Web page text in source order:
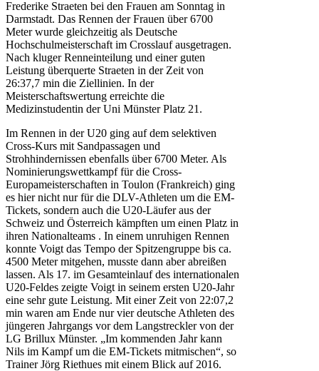
Frederike Straeten bei den Frauen am Sonntag in
Darmstadt. Das Rennen der Frauen über 6700
Meter wurde gleichzeitig als Deutsche
Hochschulmeisterschaft im Crosslauf ausgetragen.
Nach kluger Renneinteilung und einer guten
Leistung überquerte Straeten in der Zeit von
26:37,7 min die Ziellinien. In der
Meisterschaftswertung erreichte die
Medizinstudentin der Uni Münster Platz 21.
Im Rennen in der U20 ging auf dem selektiven
Cross-Kurs mit Sandpassagen und
Strohhindernissen ebenfalls über 6700 Meter. Als
Nominierungswettkampf für die Cross-
Europameisterschaften in Toulon (Frankreich) ging
es hier nicht nur für die DLV-Athleten um die EM-
Tickets, sondern auch die U20-Läufer aus der
Schweiz und Österreich kämpften um einen Platz in
ihren Nationalteams . In einem unruhigen Rennen
konnte Voigt das Tempo der Spitzengruppe bis ca.
4500 Meter mitgehen, musste dann aber abreißen
lassen. Als 17. im Gesamteinlauf des internationalen
U20-Feldes zeigte Voigt in seinem ersten U20-Jahr
eine sehr gute Leistung. Mit einer Zeit von 22:07,2
min waren am Ende nur vier deutsche Athleten des
jüngeren Jahrgangs vor dem Langstreckler von der
LG Brillux Münster. „Im kommenden Jahr kann
Nils im Kampf um die EM-Tickets mitmischen“, so
Trainer Jörg Riethues mit einem Blick auf 2016.